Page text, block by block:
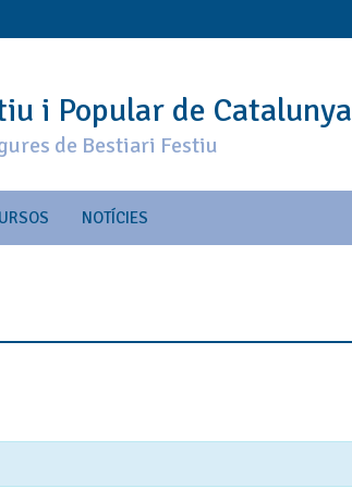
i Popular de Catalunya
de Bestiari Festiu
NOTÍCIES